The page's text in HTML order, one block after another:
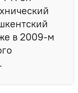
в 2009-м